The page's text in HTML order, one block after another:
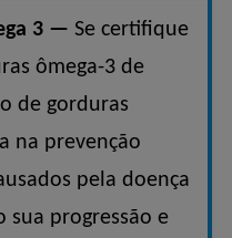
3 — Se certifique
ômega-3 de
de gorduras
na prevenção
pela doença
sua progressão e